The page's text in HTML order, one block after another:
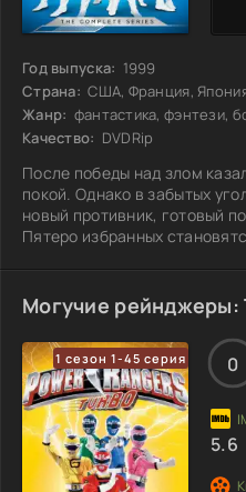
Год выпуска: 1999
Страна: США, Франция,
Жанр: фантастика, фэнтези,
Качество: DVDRip
После победы над злом
покой. Однако в забытых
новый противник, готовый
Пятеро избранных
спасение. Смогут ли они
вызовами и объединить
Могучие рейнджеры:
1 сезон 1-45 серия 0
5.6